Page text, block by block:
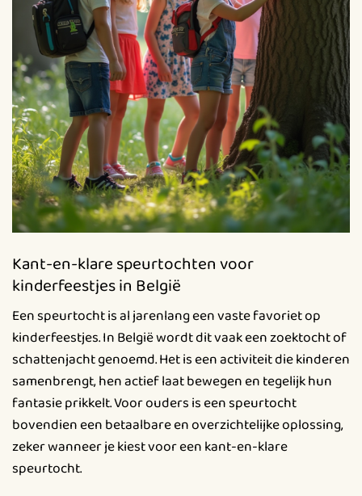
Kant-en-klare speurtochten voor
kinderfeestjes in België
Een speurtocht is al jarenlang een vaste favoriet op
kinderfeestjes. In België wordt dit vaak een zoektocht of
schattenjacht genoemd. Het is een activiteit die kinderen
samenbrengt, hen actief laat bewegen en tegelijk hun
fantasie prikkelt. Voor ouders is een speurtocht
bovendien een betaalbare en overzichtelijke oplossing,
zeker wanneer je kiest voor een kant-en-klare
speurtocht.